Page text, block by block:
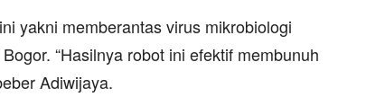
yakni memberantas virus mikrobiologi
“Hasilnya robot ini efektif membunuh
Adiwijaya.